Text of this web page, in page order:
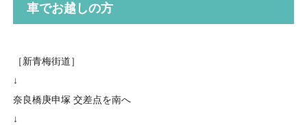
車でお越しの方
［新青梅街道］
↓
奈良橋庚申塚 交差点を南へ
↓